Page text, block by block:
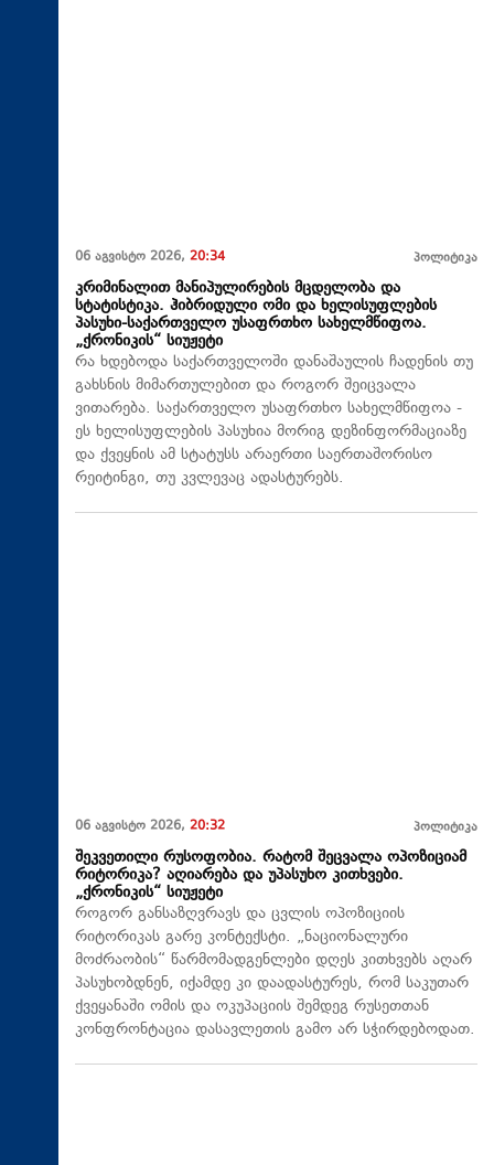
06 აგვისტო 2026, 20:34 პოლიტიკა
კრიმინალით მანიპულირების მცდელობა და
სტატისტიკა. ჰიბრიდული ომი და ხელისუფლების
პასუხი-საქართველო უსაფრთხო სახელმწიფოა.
„ქრონიკის“ სიუჟეტი
რა ხდებოდა საქართველოში დანაშაულის ჩადენის თუ
გახსნის მიმართულებით და როგორ შეიცვალა
ვითარება. საქართველო უსაფრთხო სახელმწიფოა -
ეს ხელისუფლების პასუხია მორიგ დეზინფორმაციაზე
და ქვეყნის ამ სტატუსს არაერთი საერთაშორისო
რეიტინგი, თუ კვლევაც ადასტურებს.
06 აგვისტო 2026, 20:32 პოლიტიკა
შეკვეთილი რუსოფობია. რატომ შეცვალა ოპოზიციამ
რიტორიკა? აღიარება და უპასუხო კითხვები.
„ქრონიკის“ სიუჟეტი
როგორ განსაზღვრავს და ცვლის ოპოზიციის
რიტორიკას გარე კონტექსტი. „ნაციონალური
მოძრაობის“ წარმომადგენლები დღეს კითხვებს აღარ
პასუხობდნენ, იქამდე კი დაადასტურეს, რომ საკუთარ
ქვეყანაში ომის და ოკუპაციის შემდეგ რუსეთთან
კონფრონტაცია დასავლეთის გამო არ სჭირდებოდათ.